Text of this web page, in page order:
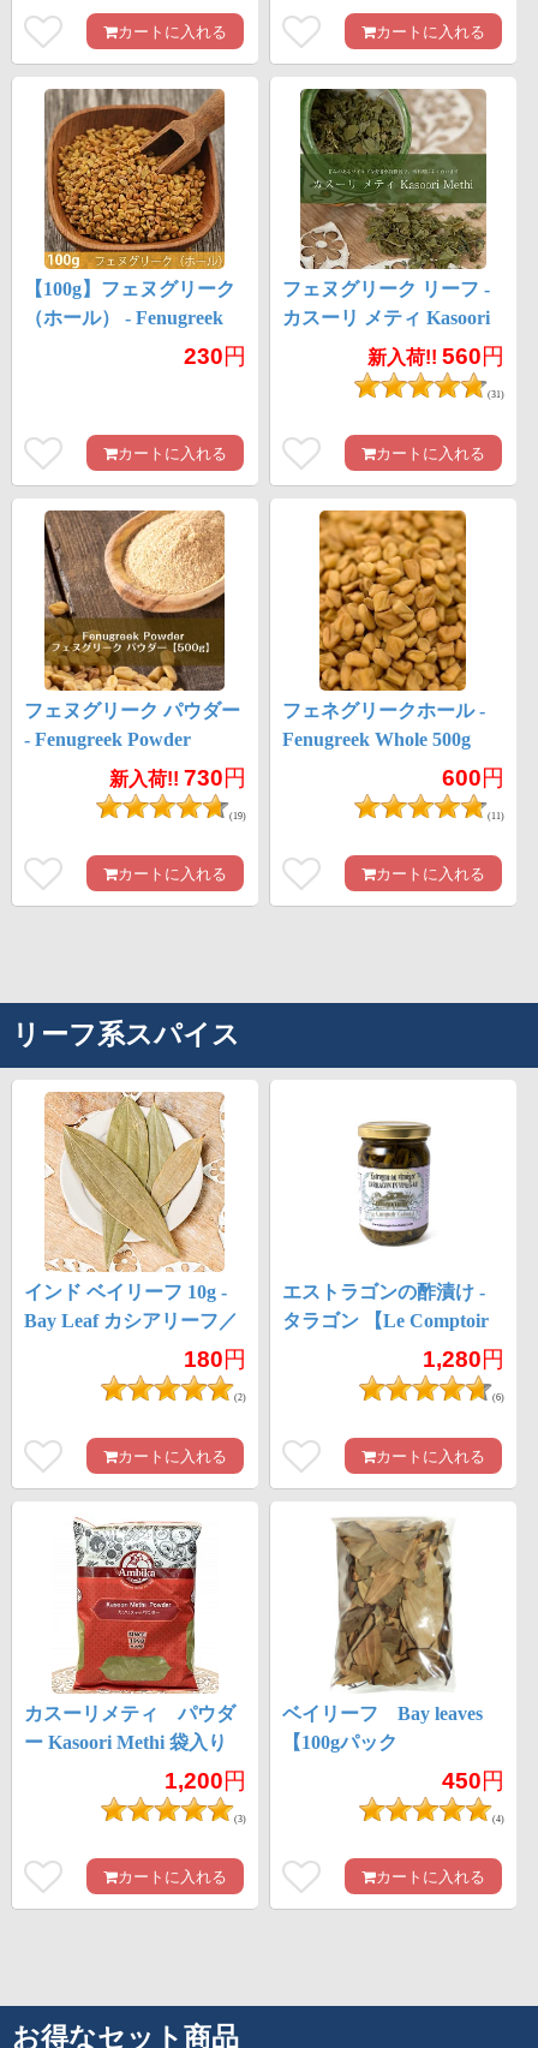
カートに入れる カートに入れる
【100g】フェヌグリーク
（ホール） - Fenugreek
230円
カートに入れる
フェヌグリーク リーフ -
カスーリ メティ Kasoori
Methi 【100g】
新入荷!!560円
(31)
カートに入れる
フェヌグリーク パウダー
- Fenugreek Powder
【500gパック】
新入荷!!730円
(19)
カートに入れる
フェネグリークホール -
Fenugreek Whole 500g
600円
(11)
カートに入れる
リーフ系スパイス
インド ベイリーフ 10g -
Bay Leaf カシアリーフ／
180円
(2)
カートに入れる
エストラゴンの酢漬け -
タラゴン 【Le Comptoir
1,280円
(6)
カートに入れる
カスーリメティ パウダ
ー Kasoori Methi 袋入り
【500ｇパック】1,200円
(3)
カートに入れる
ベイリーフ Bay leaves
【100gパック
450円
(4)
カートに入れる
お得なセット商品